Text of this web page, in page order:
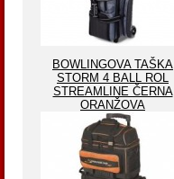
BOWLINGOVA TAŠKA
STORM 4 BALL ROL
STREAMLINE ČERNA
ORANŽOVA